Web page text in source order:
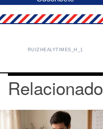
RUIZHEALYTIMES_H_1
Relacionado